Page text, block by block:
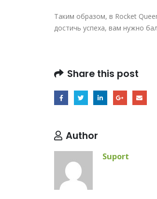
Таким образом, в Rocket
достичь успеха, вам нужно
Share this post
Author
Suport